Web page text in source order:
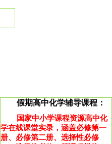
假期高中化学辅导课程：
国家中小学课程资源高中化
学在线课堂实录，涵盖必修第一
册、必修第二册、选择性必修